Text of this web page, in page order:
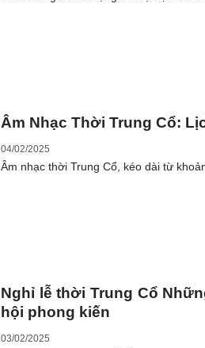
Âm Nhạc Thời Trung Cổ:
04/02/2025
Âm nhạc thời Trung Cổ, kéo dài từ
Nghỉ lễ thời Trung Cổ
hội phong kiến
03/02/2025